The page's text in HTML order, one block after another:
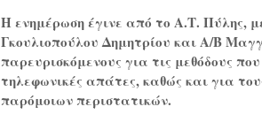
Η ενημέρωση έγινε από το Α.Τ. Πύλης,
Γκουλιοπούλου Δημητρίου και Α/Β
παρευρισκόμενους για τις μεθόδους που
τηλεφωνικές απάτες, καθώς και για
παρόμοιων περιστατικών.